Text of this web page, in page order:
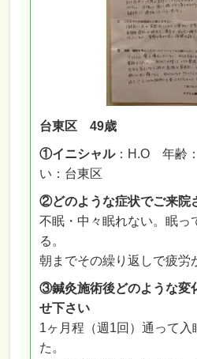
台東区 49歳
①イニシャル：H.O 年齢
い：台東区
②どのような症状でご来院
不眠・中々眠れない。眠っ
る。
朝までその繰り返しで疲労
③鍼灸施術後どのような変
せ下さい
1ヶ月程（週1回）通って入
た。